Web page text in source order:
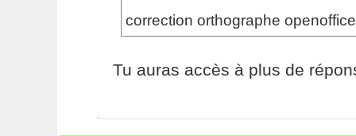
correction orthographe
Tu auras accès à plus de